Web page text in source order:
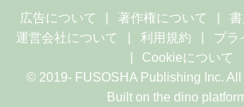
広告について 著作権について
運営会社について
利用規約
プラ
Cookieについて
© 2019- FUSOSHA Publishing Inc. All
Built on the dino